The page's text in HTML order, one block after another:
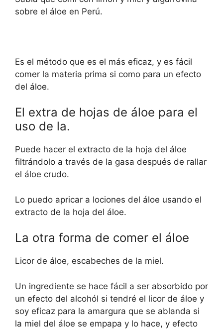
sobre el áloe en Perú.
Es el método que es el más eficaz, y es fácil
comer la materia prima si como para un efecto
del áloe.
El extra de hojas de áloe para el
uso de la.
Puede hacer el extracto de la hoja del áloe
filtrándolo a través de la gasa después de rallar
el áloe crudo.
Lo puedo apricar a lociones del áloe usando el
extracto de la hoja del áloe.
La otra forma de comer el áloe
Licor de áloe, escabeches de la miel.
Un ingrediente se hace fácil a ser absorbido por
un efecto del alcohól si tendré el licor de áloe y
soy eficaz para la amargura que se ablanda si
la miel del áloe se empapa y lo hace, y efecto